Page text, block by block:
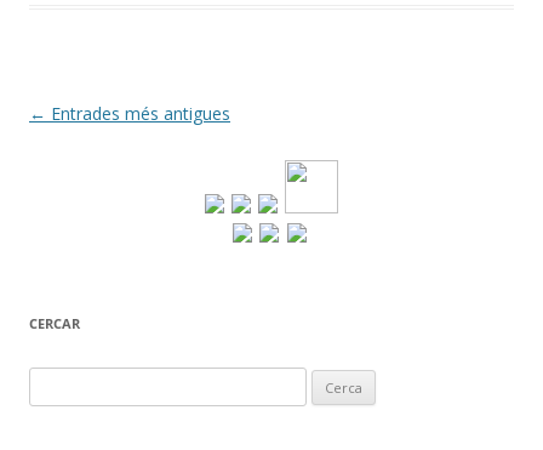
Navegació
← Entrades més antigues
CERCAR